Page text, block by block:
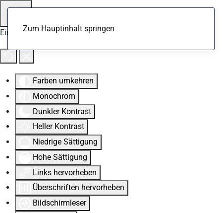
Eingabehilfen öffnen
Farben umkehren
Monochrom
Dunkler Kontrast
Heller Kontrast
Niedrige Sättigung
Hohe Sättigung
Links hervorheben
Überschriften hervorheben
Bildschirmleser
Zum Hauptinhalt springen